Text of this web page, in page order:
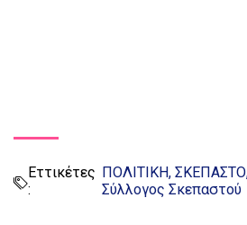
Εττικέτες
:
ΠΟΛΙΤΙΚΗ ΣΚΕΠΑΣΤΟ
Σύλλογος Σκεπαστού